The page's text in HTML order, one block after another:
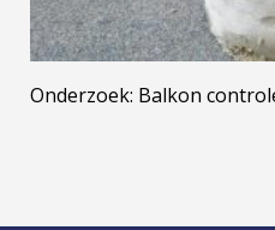
Onderzoek: Balkon